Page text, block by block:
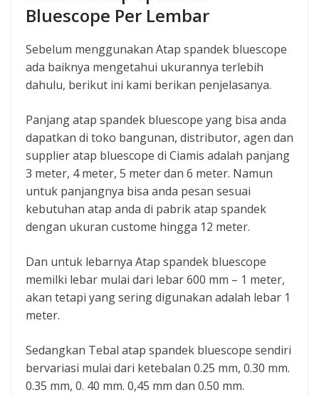
Bluescope Per Lembar
Sebelum menggunakan Atap spandek bluescope
ada baiknya mengetahui ukurannya terlebih
dahulu, berikut ini kami berikan penjelasanya.
Panjang atap spandek bluescope yang bisa anda
dapatkan di toko bangunan, distributor, agen dan
supplier atap bluescope di Ciamis adalah panjang
3 meter, 4 meter, 5 meter dan 6 meter. Namun
untuk panjangnya bisa anda pesan sesuai
kebutuhan atap anda di pabrik atap spandek
dengan ukuran custome hingga 12 meter.
Dan untuk lebarnya Atap spandek bluescope
memilki lebar mulai dari lebar 600 mm – 1 meter,
akan tetapi yang sering digunakan adalah lebar 1
meter.
Sedangkan Tebal atap spandek bluescope sendiri
bervariasi mulai dari ketebalan 0.25 mm, 0.30 mm.
0.35 mm, 0. 40 mm. 0,45 mm dan 0.50 mm.